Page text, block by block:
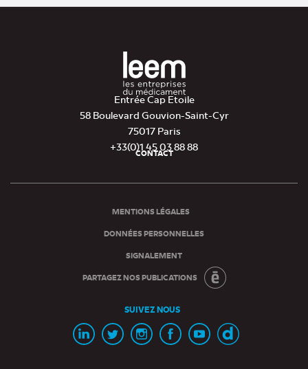
Entrée Cap Etoile
58 Boulevard Gouvion-Saint-Cyr
75017 Paris
+33(0)1 45 03 88 88
de
CONTACT
MENTIONS LÉGALES
DONNÉES PERSONNELLES
SIGNALEMENT
PARTAGEZ NOS PUBLICATIONS
SUIVEZ NOUS
Page
Linkedin
Page
Twitter
Page
Instagram
Page
Facebook
Chaine
Youtube
Chaine
Dailymotion